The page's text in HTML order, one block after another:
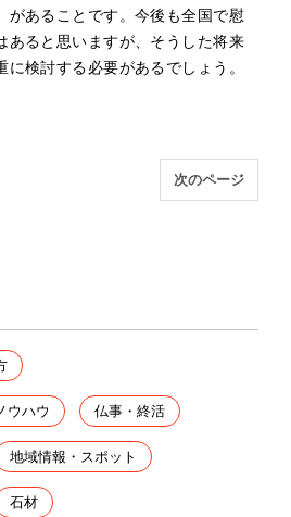
があることです。今後も全国で慰
あると思いますが、そうした将来
検討する必要があるでしょう。
次のページ
ウハウ 仏事・終活
地域情報・スポット
石材